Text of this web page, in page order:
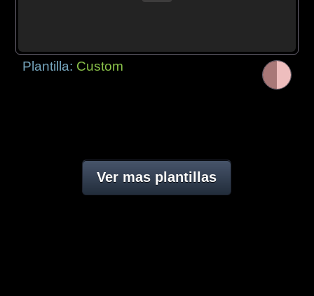
Plantilla: Custom
Ver mas plantillas